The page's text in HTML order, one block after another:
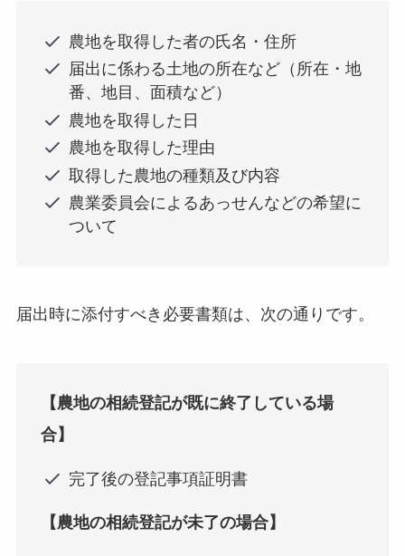
農地を取得した者の氏名・住所
届出に係わる土地の所在など（所在・地
番、地目、面積など）
農地を取得した日
農地を取得した理由
取得した農地の種類及び内容
農業委員会によるあっせんなどの希望に
ついて
届出時に添付すべき必要書類は、次の通りです。
【農地の相続登記が既に終了している場
合】
完了後の登記事項証明書
【農地の相続登記が未了の場合】